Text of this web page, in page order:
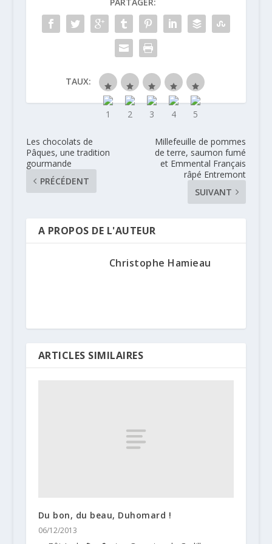
TAUX:
Les chocolats de
Pâques, une tradition
gourmande
PRÉCÉDENT
Millefeuille de pommes
de terre, saumon fumé
et Emmental Français
râpé Entremont
SUIVANT
A PROPOS DE L'AUTEUR
Christophe Hamieau
ARTICLES SIMILAIRES
Du bon, du beau, Duhomard !
06/12/2013